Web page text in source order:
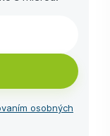
osobných